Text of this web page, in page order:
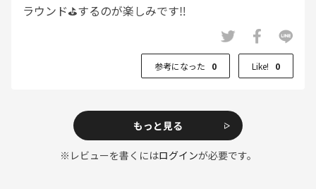
ラウンド⛳️するのが楽しみです‼️
参考になった 0 Like! 0
もっと見る
※レビューを書くにはログインが必要です。